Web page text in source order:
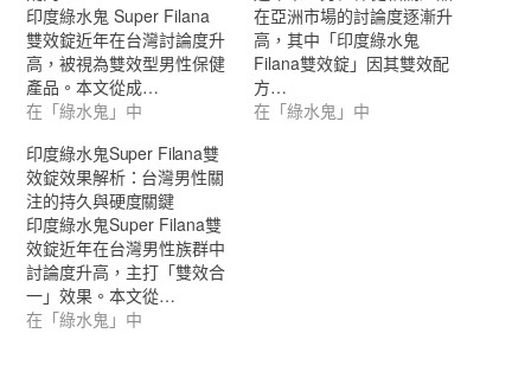
印度綠水鬼 Super Filana
雙效錠近年在台灣討論度升
高，被視為雙效型男性保健
產品。本文從成…
在「綠水鬼」中
在亞洲市場的討論度逐漸升
高，其中「印度綠水鬼
Filana雙效錠」因其雙效配
方…
在「綠水鬼」中
印度綠水鬼Super Filana雙
效錠效果解析：台灣男性關
注的持久與硬度關鍵
印度綠水鬼Super Filana雙
效錠近年在台灣男性族群中
討論度升高，主打「雙效合
一」效果。本文從…
在「綠水鬼」中